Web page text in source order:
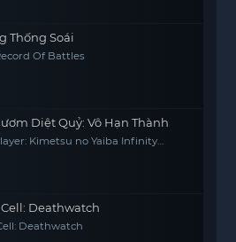
Thống Soái
Of Battles
Diệt Quỷ: Vô Hạn Thành
Kimetsu no Yaiba Infinity
Deathwatch
Deathwatch